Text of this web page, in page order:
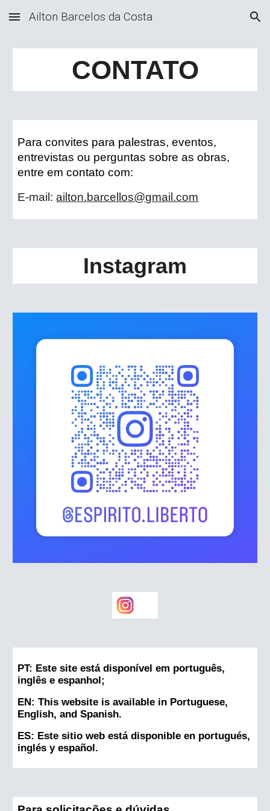
Skip to main content Skip to navigation
Ailton Barcelos da Costa
CONTATO
Para convites para palestras, eventos,
entrevistas ou perguntas sobre as obras,
entre em contato com:
E-mail:ailton.barcellos@gmail.com
Instagram
PT: Este site está disponível em português,
inglês e espanhol;
EN: This website is available in Portuguese,
English, and Spanish.
ES: Este sitio web está disponible en portugués,
inglés y español.